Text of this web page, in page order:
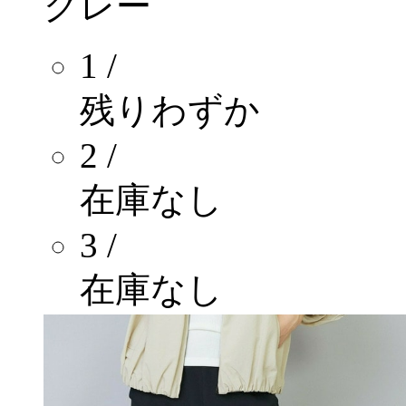
1 /
残りわずか
2 /
在庫なし
3 /
在庫なし